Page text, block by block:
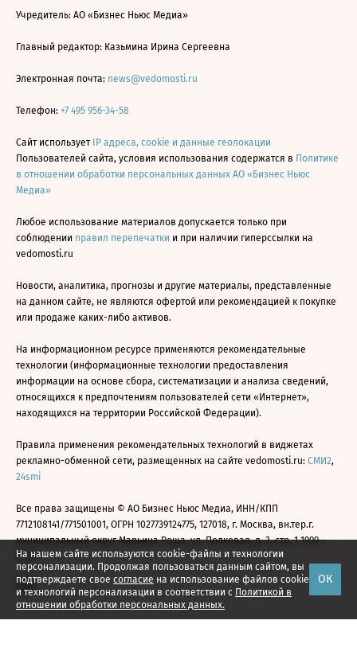
На нашем сайте используются cookie-файлы и технологии
персонализации. Продолжая пользоваться данным сайтом, вы
подтверждаете свое согласие на использование файлов cookie
и технологий персонализации в соответствии с Политикой в
отношении обработки персональных данных.
ОК
Учредитель: АО «Бизнес Ньюс Медиа»
Главный редактор: Казьмина Ирина Сергеевна
Электронная почта: news@vedomosti.ru
Телефон: +7 495 956-34-58
Сайт использует IP адреса, cookie и данные геолокации
Пользователей сайта, условия использования содержатся в Политике
в отношении обработки персональных данных АО «Бизнес Ньюс
Медиа»
Любое использование материалов допускается только при
соблюдении правил перепечатки и при наличии гиперссылки на
vedomosti.ru
Новости, аналитика, прогнозы и другие материалы, представленные
на данном сайте, не являются офертой или рекомендацией к покупке
или продаже каких-либо активов.
На информационном ресурсе применяются рекомендательные
технологии (информационные технологии предоставления
информации на основе сбора, систематизации и анализа сведений,
относящихся к предпочтениям пользователей сети «Интернет»,
находящихся на территории Российской Федерации).
Правила применения рекомендательных технологий в виджетах
рекламно-обменной сети, размещенных на сайте vedomosti.ru: СМИ2,
24smi
Все права защищены © АО Бизнес Ньюс Медиа, ИНН/КПП
7712108141/771501001, ОГРН 1027739124775, 127018, г. Москва, вн.тер.г.
муниципальный округ Марьина Роща, ул. Полковая, д. 3, стр. 1 1999—
2026